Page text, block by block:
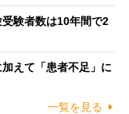
受験者数は10年間で2
加えて「患者不足」に
一覧を見る